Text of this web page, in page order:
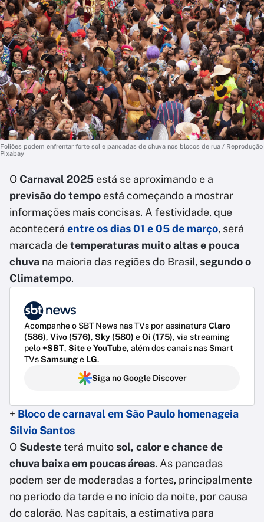
Foliões podem enfrentar forte sol e pancadas de chuva nos blocos de rua / Reprodução
Pixabay
OCarnaval 2025 está se aproximando e a
previsão do tempo está começando a mostrar
informações mais concisas. A festividade, que
acontecerá entre os dias01 e 05 de março, será
marcada detemperaturas muito altas e pouca
chuva na maioria das regiões do Brasil, segundo o
Climatempo.
Acompanhe o SBT News nas TVs por assinatura Claro
(586), Vivo (576), Sky (580) eOi (175), via streaming
pelo+SBT, SiteeYouTube, além dos canais nas Smart
TVsSamsunge LG.
Siga no Google Discover
+ Bloco de carnaval em São Paulo homenageia
Silvio Santos
O Sudesteterá muitosol, calor e chance de
chuva baixa em poucas áreas. As pancadas
podem ser de moderadas a fortes, principalmente
no período da tarde e no início da noite, por causa
do calorão. Nas capitais, a estimativa para